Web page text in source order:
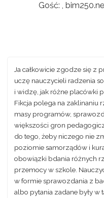
Gość: ,
Ja całkowicie zgodze się z
uczę nauczycieli radzenia
i widzę, jak różne placówki
Fikcja polega na zaklinaniu
masy programów,
większości gron
do tego, żeby niczego nie
poziomie samorządów i
obowiązki bdania różnych
przemocy w szkole.
w formie sprawozdania z
albo pytania zadane były w